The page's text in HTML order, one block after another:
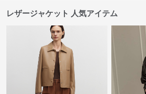
レザージャケット 人気アイテム